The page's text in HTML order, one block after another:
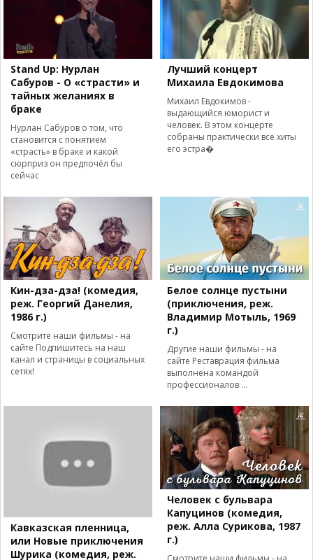
Stand Up: Нурлан
Сабуров - О «страсти» и
тайных желаниях в
браке
Нурлан Сабуров о том, что
становится с понятием
«страсть» в браке и какой
сюрприз он предпочёл бы
сейчас
Лучший концерт
Михаила Евдокимова
Михаил Евдокимов -
выдающийся юморист и
человек. В этом концерте
собраны практически все хиты
его эстра�
Кин-дза-дза! (комедия,
реж. Георгий Данелия,
1986 г.)
Смотрите наши фильмы - на
сайте Подпишитесь на наш
канал и страницы в социальных
сетях!
Белое солнце пустыни
(приключения, реж.
Владимир Мотыль, 1969
г.)
Другие наши фильмы - на
сайте Реставрация фильма
выполнена командой
профессионалов ...
Кавказская пленница,
или Новые приключения
Шурика (комедия, реж.
Человек с бульвара
Капуцинов (комедия,
реж. Алла Сурикова, 1987
г.)